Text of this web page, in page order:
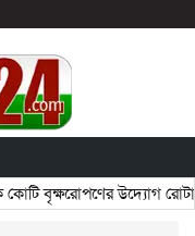
বৃক্ষরোপণের উদ্যোগ রোটারি